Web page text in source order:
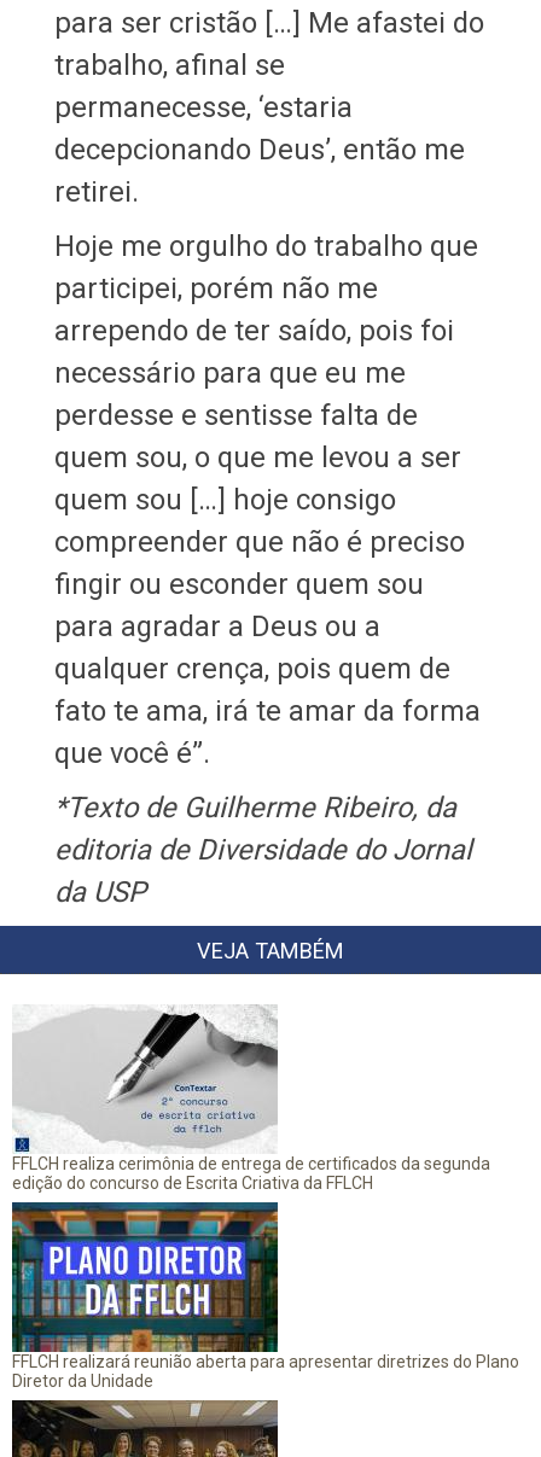
para ser cristão […] Me afastei do
trabalho, afinal se
permanecesse, ‘estaria
decepcionando Deus’, então me
retirei.
Hoje me orgulho do trabalho que
participei, porém não me
arrependo de ter saído, pois foi
necessário para que eu me
perdesse e sentisse falta de
quem sou, o que me levou a ser
quem sou […] hoje consigo
compreender que não é preciso
fingir ou esconder quem sou
para agradar a Deus ou a
qualquer crença, pois quem de
fato te ama, irá te amar da forma
que você é”.
*Texto de Guilherme Ribeiro, da
editoria de Diversidade do Jornal
da USP
VEJA TAMBÉM
FFLCH realiza cerimônia de entrega de certificados da segunda
edição do concurso de Escrita Criativa da FFLCH
FFLCH realizará reunião aberta para apresentar diretrizes do Plano
Diretor da Unidade